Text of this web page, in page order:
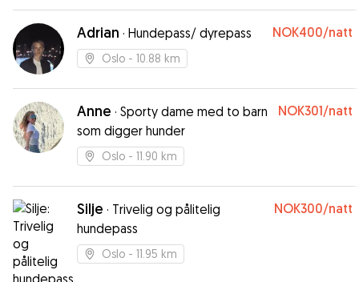
Adrian · Hundepass/ dyrepass NOK400/natt
Oslo - 10.88 km
Anne · Sporty dame med to barn
som digger hunder
NOK301/natt
Oslo - 11.90 km
Silje · Trivelig og pålitelig
hundepass
NOK300/natt
Oslo - 11.95 km